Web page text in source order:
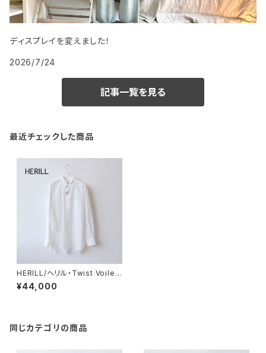
ディスプレイを変えました！
2026/7/24
記事一覧を見る
最近チェックした商品
HERILL/ヘリル・Twist Voile
Shirt
¥44,000
同じカテゴリの商品